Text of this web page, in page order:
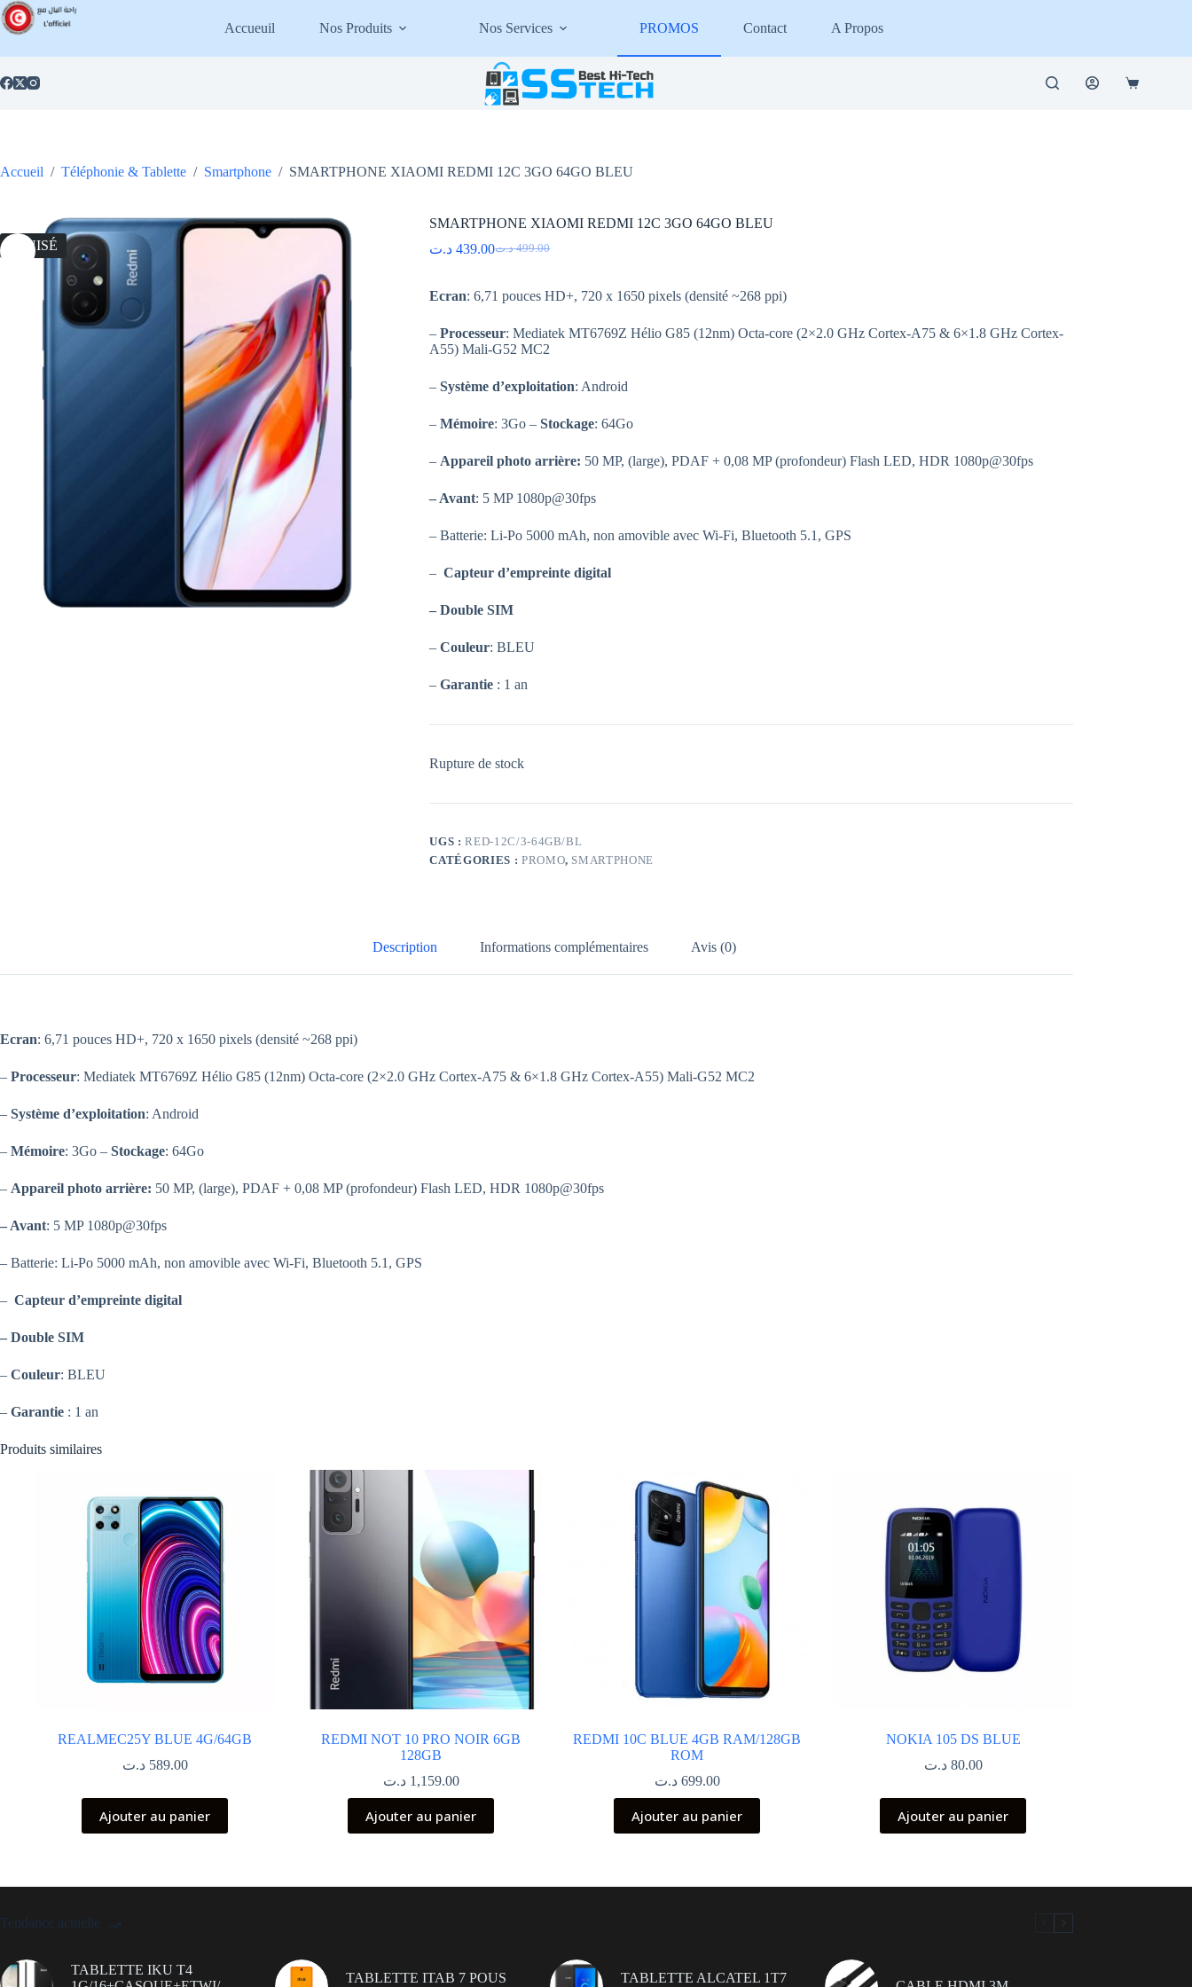
Passer
au
contenu
Accueuil Nos Produits Nos Services PROMOS Contact A Propos
Panier
Accueil / Téléphonie & Tablette / Smartphone / SMARTPHONE XIAOMI REDMI 12C 3GO 64GO BLEU
ÉPUISÉ
SMARTPHONE XIAOMI REDMI 12C 3GO 64GO BLEU
499.00 د.تLe
était :
439.00 د.ت
Le
est :
Ecran: 6,71 pouces HD+, 720 x 1650 pixels (densité ~268 ppi)
–Processeur: Mediatek MT6769Z Hélio G85 (12nm) Octa-core (2×2.0 GHz Cortex-A75 & 6×1.8 GHz Cortex-
A55) Mali-G52 MC2
–Système d’exploitation: Android
–Mémoire: 3Go –Stockage: 64Go
– Appareil photo arrière: 50 MP, (large), PDAF + 0,08 MP (profondeur) Flash LED, HDR 1080p@30fps
– Avant: 5 MP 1080p@30fps
– Batterie: Li-Po 5000 mAh, non amovible avec Wi-Fi, Bluetooth 5.1, GPS
– Capteur d’empreinte digital
– Double SIM
–Couleur: BLEU
–Garantie : 1 an
Rupture de stock
UGS :RED-12C/3-64GB/BL
CATÉGORIES : PROMO, SMARTPHONE
Description Informations complémentaires Avis (0)
Ecran: 6,71 pouces HD+, 720 x 1650 pixels (densité ~268 ppi)
– Processeur: Mediatek MT6769Z Hélio G85 (12nm) Octa-core (2×2.0 GHz Cortex-A75 & 6×1.8 GHz Cortex-A55) Mali-G52 MC2
– Système d’exploitation: Android
– Mémoire: 3Go – Stockage: 64Go
– Appareil photo arrière: 50 MP, (large), PDAF + 0,08 MP (profondeur) Flash LED, HDR 1080p@30fps
– Avant: 5 MP 1080p@30fps
– Batterie: Li-Po 5000 mAh, non amovible avec Wi-Fi, Bluetooth 5.1, GPS
– Capteur d’empreinte digital
– Double SIM
– Couleur: BLEU
– Garantie : 1 an
Produits similaires
REALMEC25Y BLUE 4G/64GB
589.00 د.ت
Ajouter au panier
REDMI NOT 10 PRO NOIR 6GB
128GB
1,159.00 د.ت
Ajouter au panier
REDMI 10C BLUE 4GB RAM/128GB
ROM
699.00 د.ت
Ajouter au panier
NOKIA 105 DS BLUE
80.00 د.ت
Ajouter au panier
Tendance actuelle
TABLETTE IKU T4
TABLETTE ITAB 7 POUS
TABLETTE ALCATEL 1T7